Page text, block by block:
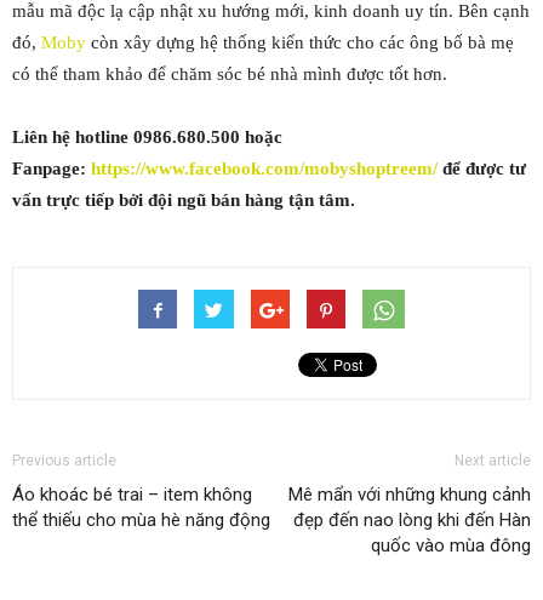
mẫu mã độc lạ cập nhật xu hướng mới, kinh doanh uy tín. Bên cạnh
đó, Moby còn xây dựng hệ thống kiến thức cho các ông bố bà mẹ
có thể tham khảo để chăm sóc bé nhà mình được tốt hơn.
Liên hệ hotline 0986.680.500 hoặc
Fanpage: https://www.facebook.com/mobyshoptreem/để được tư
vấn trực tiếp bởi đội ngũ bán hàng tận tâm.
Previous article
Áo khoác bé trai – item không
thể thiếu cho mùa hè năng động
Next article
Mê mẩn với những khung cảnh
đẹp đến nao lòng khi đến Hàn
quốc vào mùa đông